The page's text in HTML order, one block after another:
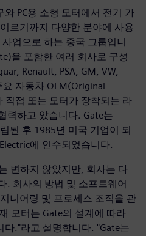
와 PC용 소형 모터에서 전기 가
르기까지 다양한 분야에 사용
업으로 하는 중국 그룹입니
을 포함한 여러 회사로 구성
Renault, PSA, GM, VW,
자동차 OEM(Original
직접 또는 모터가 장착되는 라
력하고 았습니다. Gate는
된 후 1985년 미국 기업이 되
에 인수되었습니다.
변하지 않았지만, 회사는 다
. 회사의 방법 및 소프트웨어
니어링 및 프로세스 조직을 관
모터는 Gate의 설계에 따라
."라고 설명합니다. "Gate는